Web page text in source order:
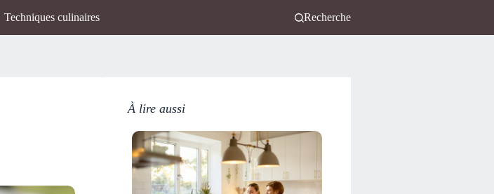
Techniques culinaires Recherche
À lire aussi